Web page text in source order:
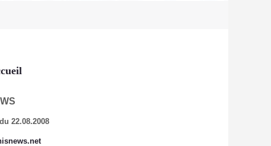
22.08.2008